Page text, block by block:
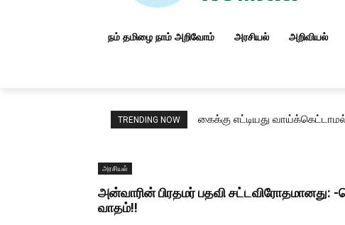
நம் தமிழை நாம் அறிவோம் அரசியல் அறிவியல்
TRENDING NOW கைக்கு எட்டியது
அரசியல்
அன்வாரின் பிரதமர் பதவி சட்டவிரோதமானது:
வாதம்!!